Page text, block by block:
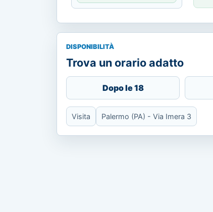
DISPONIBILITÀ
Trova un orario adatto
Dopo le 18
Visita Palermo (PA) - Via Imera 3